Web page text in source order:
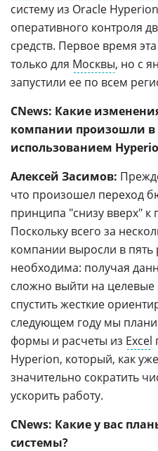
систему из Oracle
оперативного контроля
средств. Первое время
только для Москвы, но с
запустили ее по всем
CNews: Какие
компании произошли в
использованием
Алексей Засимов:
что произошел переход
принципа "снизу вверх" к
Поскольку всего за
компании выросли в пять
необходима: получая
сложно выйти на целевые
спустить жесткие
следующем году мы
формы и расчеты из Excel
Hyperion, который, как
значительно сократить
ускорить работу.
CNews: Какие у вас
системы?